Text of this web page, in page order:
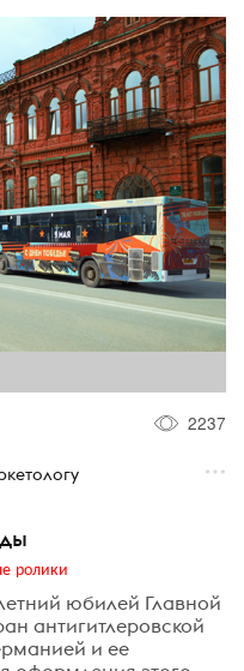
2237
ролики
юбилей Главной
антигитлеровской
и ее